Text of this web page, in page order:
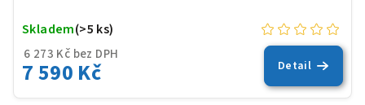
6 273 Kč bez DPH
7 590 Kč
Skladem(>5 ks)
Detail